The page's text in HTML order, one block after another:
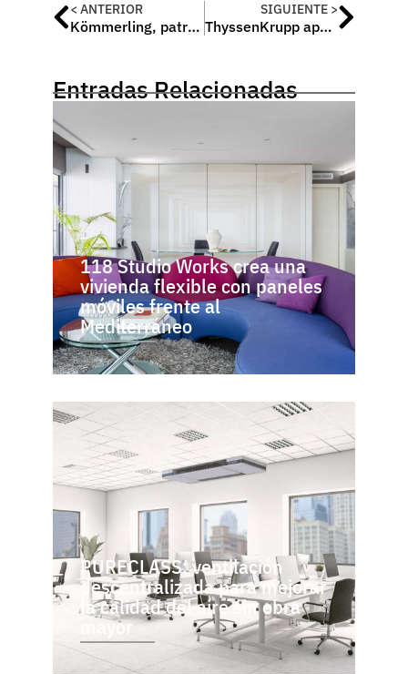
< ANTERIOR
Kömmerling, patrocinador de la vivienda ‘Symbcity House’
SIGUIENTE >
ThyssenKrupp apuesta por la accesibilidad urbana
Entradas Relacionadas
118 Studio Works crea una
vivienda flexible con paneles
móviles frente al
Mediterráneo
PURECLASS: ventilación
descentralizada para mejorar
la calidad del aire sin obra
mayor